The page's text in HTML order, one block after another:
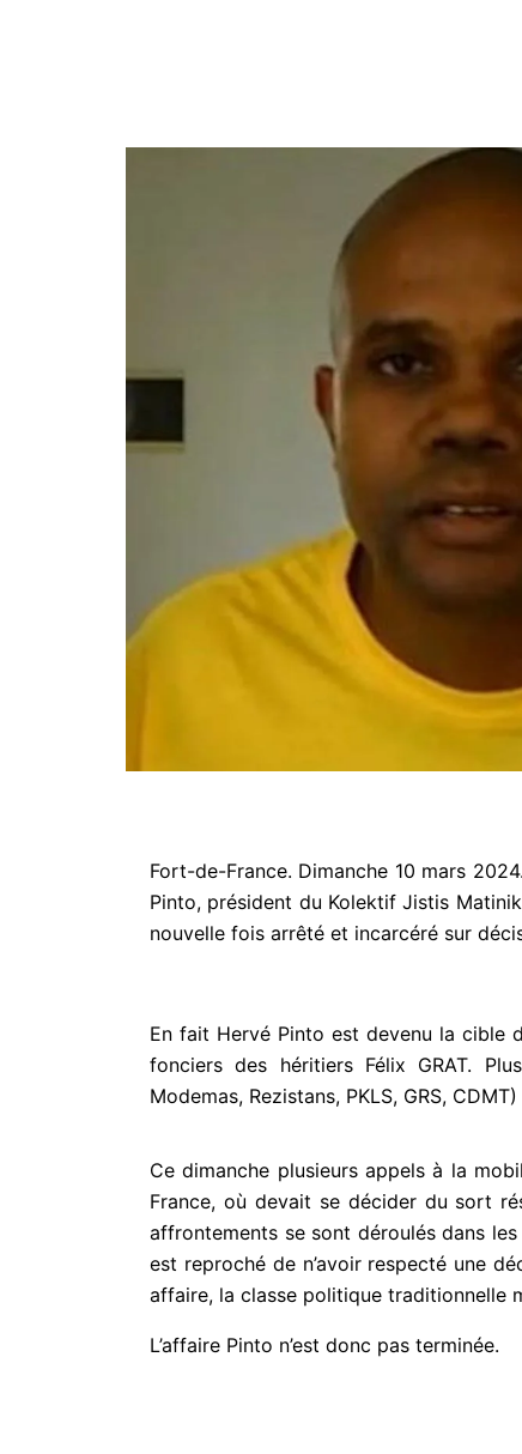
Fort-de-France. Dimanche 10 mars
Pinto, président du Kolektif Jistis
nouvelle fois arrêté et incarcéré sur
En fait Hervé Pinto est devenu la cible
fonciers des héritiers Félix GRAT. Plus
Modemas, Rezistans, PKLS, GRS,
Ce dimanche plusieurs appels à la
France, où devait se décider du sort
affrontements se sont déroulés dans
est reproché de n’avoir respecté une
affaire, la classe politique traditionnelle
L’affaire Pinto n’est donc pas terminée.